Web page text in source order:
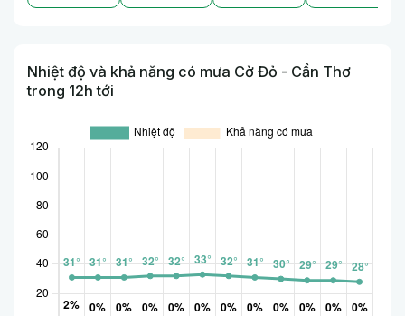
Nhiệt độ và khả năng có mưa Cờ Đỏ - Cần Thơ
trong 12h tới